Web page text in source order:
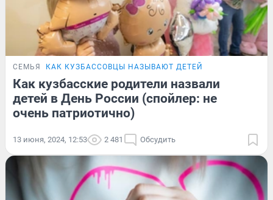
СЕМЬЯ КАК КУЗБАССОВЦЫ НАЗЫВАЮТ ДЕТЕЙ
Как кузбасские родители назвали
детей в День России (спойлер: не
очень патриотично)
13 июня, 2024, 12:53 2 481 Обсудить